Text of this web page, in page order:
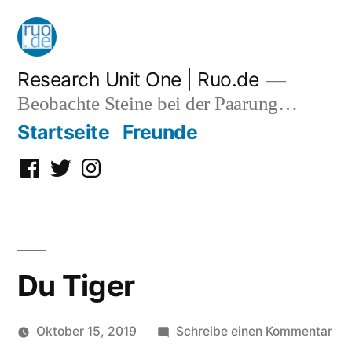
Zum
Inhalt
springen
Research Unit One | Ruo.de
Beobachte Steine bei der Paarung…
Startseite Freunde
Facebook
TwitterInstagram
Du Tiger
Oktober 15, 2019 Schreibe einen Kommentarzu